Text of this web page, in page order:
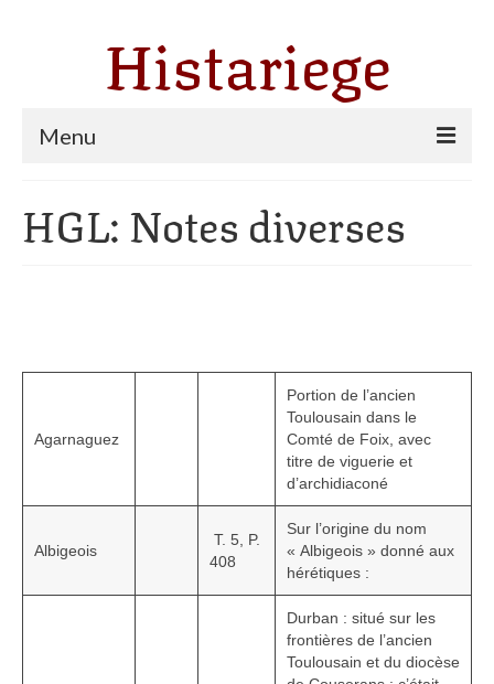
Histariege
Menu
Thèmes
Cartulaire de Saint Sernin
1002 à 1298
1505 à 1589
HGL: Notes diverses
Agarnaguez
Portion de l’ancien
Toulousain dans le
Comté de Foix, avec
titre de viguerie et
d’archidiaconé
Albigeois
T. 5, P.
408
Sur l’origine du nom
« Albigeois » donné aux
hérétiques :
Durban : situé sur les
frontières de l’ancien
Toulousain et du diocèse